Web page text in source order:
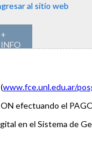
al sitio web
+
INFO
www.fce.unl.edu.ar/
efectuando el
en el Sistema de